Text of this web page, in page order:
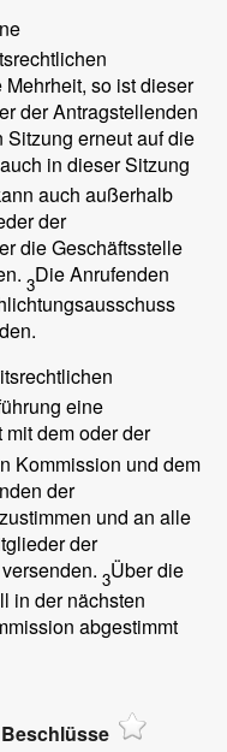
so ist dieser
der Antragstellenden
Sitzung erneut auf die
in dieser Sitzung
auch außerhalb
der
die Geschäftsstelle
3Die Anrufenden
eine
mit dem oder der
Kommission und dem
der
und an alle
der
3Über die
in der nächsten
abgestimmt